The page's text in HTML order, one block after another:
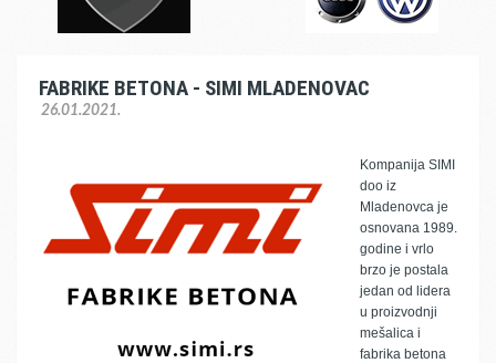
FABRIKE BETONA - SIMI MLADENOVAC
26.01.2021.
Kompanija SIMI
doo iz
Mladenovca je
osnovana 1989.
godine i vrlo
brzo je postala
jedan od lidera
u proizvodnji
mešalica i
fabrika betona